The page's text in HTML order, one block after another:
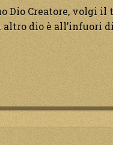
Dio Creatore, volgi il
dio è all’infuori